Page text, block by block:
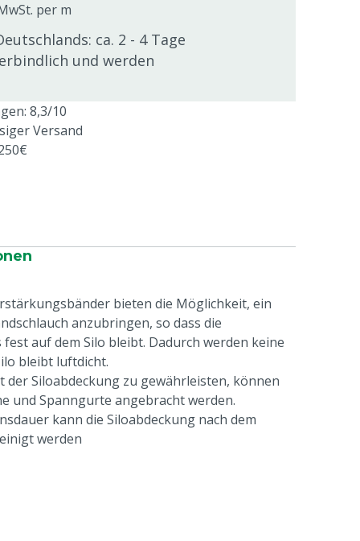
per m
ca. 2 - 4 Tage
und werden
8,3/10
Versand
bieten die Möglichkeit, ein
anzubringen, so dass die
auf dem Silo bleibt. Dadurch werden keine
bleibt luftdicht.
der Siloabdeckung zu gewährleisten, können
und Spanngurte angebracht werden.
kann die Siloabdeckung nach dem
werden